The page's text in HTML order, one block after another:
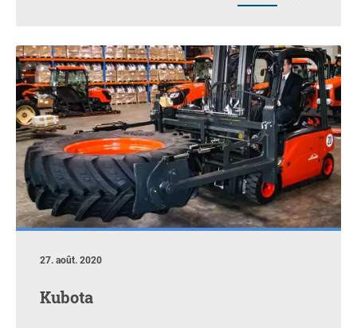
27. août. 2020
Kubota